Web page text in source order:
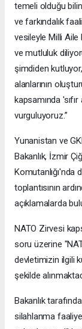
temeli olduğu
ve farkındalık
vesileyle Milli Aile
ve mutluluk
şimdiden
alanlarının
kapsamında
vurguluyoruz.”
Yunanistan ve
Bakanlık, İzmir
Komutanlığı'nda
toplantısının
açıklamalarda
NATO Zirvesi
soru üzerine
devletimizin ilgili
şekilde
Bakanlık
silahlanma